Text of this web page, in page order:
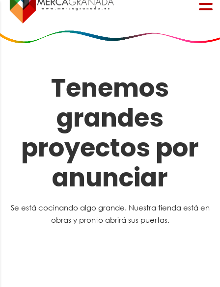
Tenemos
grandes
proyectos por
anunciar
Se está cocinando algo grande. Nuestra tienda está en
obras y pronto abrirá sus puertas.